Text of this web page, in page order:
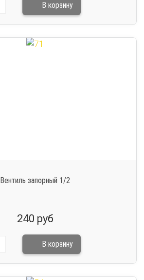
Вентиль запорный 1/2
240 руб